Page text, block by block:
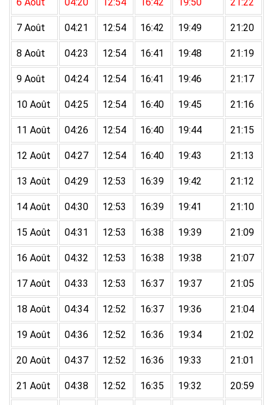
7 Août 04:21 12:54 16:42 19:49 21:20
8 Août 04:23 12:54 16:41 19:48 21:19
9 Août 04:24 12:54 16:41 19:46 21:17
10 Août 04:25 12:54 16:40 19:45 21:16
11 Août 04:26 12:54 16:40 19:44 21:15
12 Août 04:27 12:54 16:40 19:43 21:13
13 Août 04:29 12:53 16:39 19:42 21:12
14 Août 04:30 12:53 16:39 19:41 21:10
15 Août 04:31 12:53 16:38 19:39 21:09
16 Août 04:32 12:53 16:38 19:38 21:07
17 Août 04:33 12:53 16:37 19:37 21:05
18 Août 04:34 12:52 16:37 19:36 21:04
19 Août 04:36 12:52 16:36 19:34 21:02
20 Août 04:37 12:52 16:36 19:33 21:01
21 Août 04:38 12:52 16:35 19:32 20:59